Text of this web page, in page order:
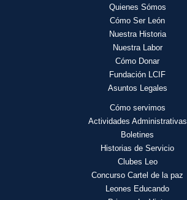
Quienes Sómos
Cómo Ser León
Nuestra Historia
Nuestra Labor
Cómo Donar
Fundación LCIF
Asuntos Legales
Cómo servimos
Actividades Administrativas
Boletines
Historias de Servicio
Clubes Leo
Concurso Cartel de la paz
Leones Educando